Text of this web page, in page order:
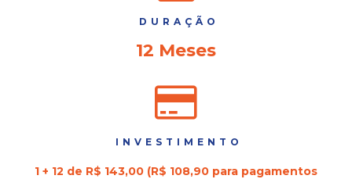
DURAÇÃO
12 Meses
INVESTIMENTO
1 + 12 de R$ 143,00 (R$ 108,90 para pagamentos